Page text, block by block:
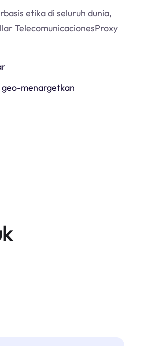
etika di seluruh dunia,
TelecomunicacionesProxy
menargetkan